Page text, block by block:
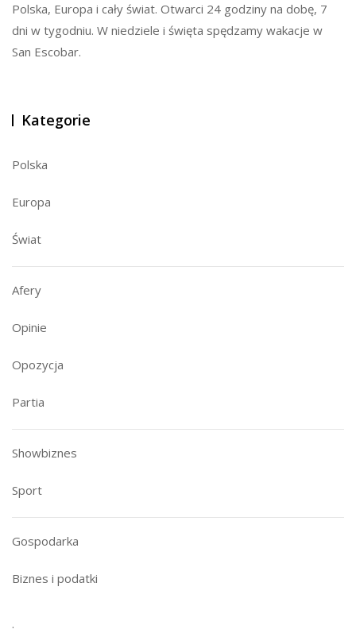
Polska, Europa i cały świat. Otwarci 24 godziny na dobę, 7
dni w tygodniu. W niedziele i święta spędzamy wakacje w
San Escobar.
Kategorie
Polska
Europa
Świat
Afery
Opinie
Opozycja
Partia
Showbiznes
Sport
Gospodarka
Biznes i podatki
.